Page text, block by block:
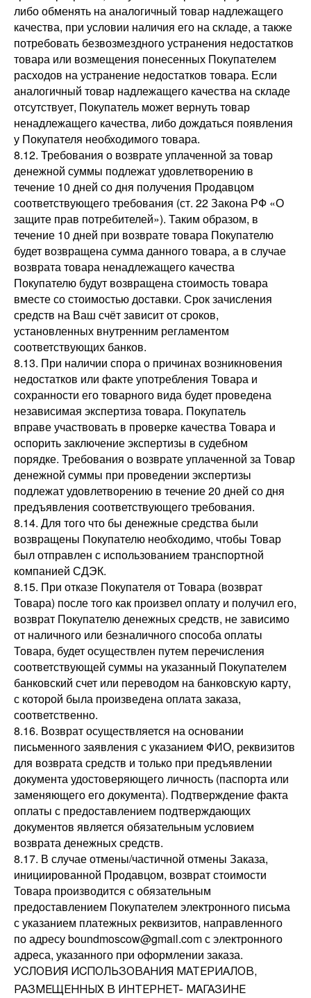
либо обменять на аналогичный товар надлежащего
качества, при условии наличия его на складе, а также
потребовать безвозмездного устранения недостатков
товара или возмещения понесенных Покупателем
расходов на устранение недостатков товара. Если
аналогичный товар надлежащего качества на складе
отсутствует, Покупатель может вернуть товар
ненадлежащего качества, либо дождаться появления
у Покупателя необходимого товара.
8.12. Требования о возврате уплаченной за товар
денежной суммы подлежат удовлетворению в
течение 10 дней со дня получения Продавцом
соответствующего требования (ст. 22 Закона РФ «О
защите прав потребителей»). Таким образом, в
течение 10 дней при возврате товара Покупателю
будет возвращена сумма данного товара, а в случае
возврата товара ненадлежащего качества
Покупателю будут возвращена стоимость товара
вместе со стоимостью доставки. Срок зачисления
средств на Ваш счёт зависит от сроков,
установленных внутренним регламентом
соответствующих банков.
8.13. При наличии спора о причинах возникновения
недостатков или факте употребления Товара и
сохранности его товарного вида будет проведена
независимая экспертиза товара. Покупатель
вправе участвовать в проверке качества Товара и
оспорить заключение экспертизы в судебном
порядке. Требования о возврате уплаченной за Товар
денежной суммы при проведении экспертизы
подлежат удовлетворению в течение 20 дней со дня
предъявления соответствующего требования.
8.14. Для того что бы денежные средства были
возвращены Покупателю необходимо, чтобы Товар
был отправлен с использованием транспортной
компанией СДЭК.
8.15. При отказе Покупателя от Товара (возврат
Товара) после того как произвел оплату и получил его,
возврат Покупателю денежных средств, не зависимо
от наличного или безналичного способа оплаты
Товара, будет осуществлен путем перечисления
соответствующей суммы на указанный Покупателем
банковский счет или переводом на банковскую карту,
с которой была произведена оплата заказа,
соответственно.
8.16. Возврат осуществляется на основании
письменного заявления с указанием ФИО, реквизитов
для возврата средств и только при предъявлении
документа удостоверяющего личность (паспорта или
заменяющего его документа). Подтверждение факта
оплаты с предоставлением подтверждающих
документов является обязательным условием
возврата денежных средств.
8.17. В случае отмены/частичной отмены Заказа,
инициированной Продавцом, возврат стоимости
Товара производится с обязательным
предоставлением Покупателем электронного письма
с указанием платежных реквизитов, направленного
по адресу boundmoscow@gmail.com с электронного
адреса, указанного при оформлении заказа.
УСЛОВИЯ ИСПОЛЬЗОВАНИЯ МАТЕРИАЛОВ,
РАЗМЕЩЕННЫХ В ИНТЕРНЕТ- МАГАЗИНЕ